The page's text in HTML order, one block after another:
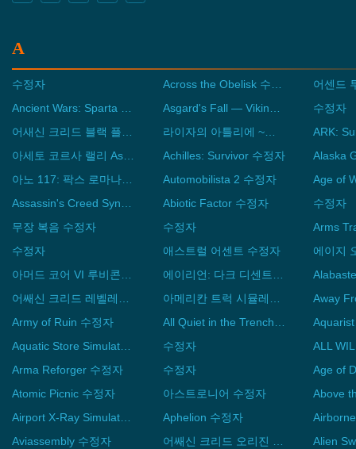
A
수정자 Across the Obelisk 수정자
어센드
Ancient Wars: Sparta Definitive Edition 수정자
Asgard's Fall — Viking Survivors 수정자
수정자
어새신 크리드 블랙 플래그 리신세드 수정자
라이자의 아틀리에 ~어둠의 여왕과 비밀의 은신처~ DX 수정자
아세토 코르사 랠리 Assetto Corsa Rally 수정자
Achilles: Survivor 수정자
아노 117: 팍스 로마나 Demo 수정자
Automobilista 2 수정자
Assassin's Creed Syndicate 수정자
Abiotic Factor 수정자
수정자
무장 복음 수정자
수정자
수정자
애스트럴 어센트 수정자
아머드 코어 VI 루비콘의 화염 수정자
에이리언: 다크 디센트 수정자
어쌔신 크리드 레벨레이션 수정자
아메리칸 트럭 시뮬레이터 수정자
Away
Army of Ruin 수정자
All Quiet in the Trenches 수정자
Aquatic Store Simulator 수정자
수정자
Arma Reforger 수정자
수정자
Atomic Picnic 수정자
아스트로니어 수정자
Above
Airport X-Ray Simulator 수정자
Aphelion 수정자
Aviassembly 수정자
어쌔신 크리드 오리진 수정자